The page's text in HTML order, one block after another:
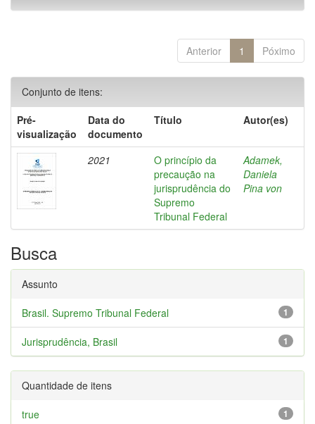
Anterior 1 Póximo
Conjunto de itens:
Pré-
visualização
Data do
documento
Título Autor(es)
2021
O princípio da
precaução na
jurisprudência do
Supremo
Tribunal Federal
Adamek,
Daniela
Pina von
Busca
Assunto
1
Brasil. Supremo Tribunal Federal
1
Jurisprudência, Brasil
Quantidade de itens
1
true